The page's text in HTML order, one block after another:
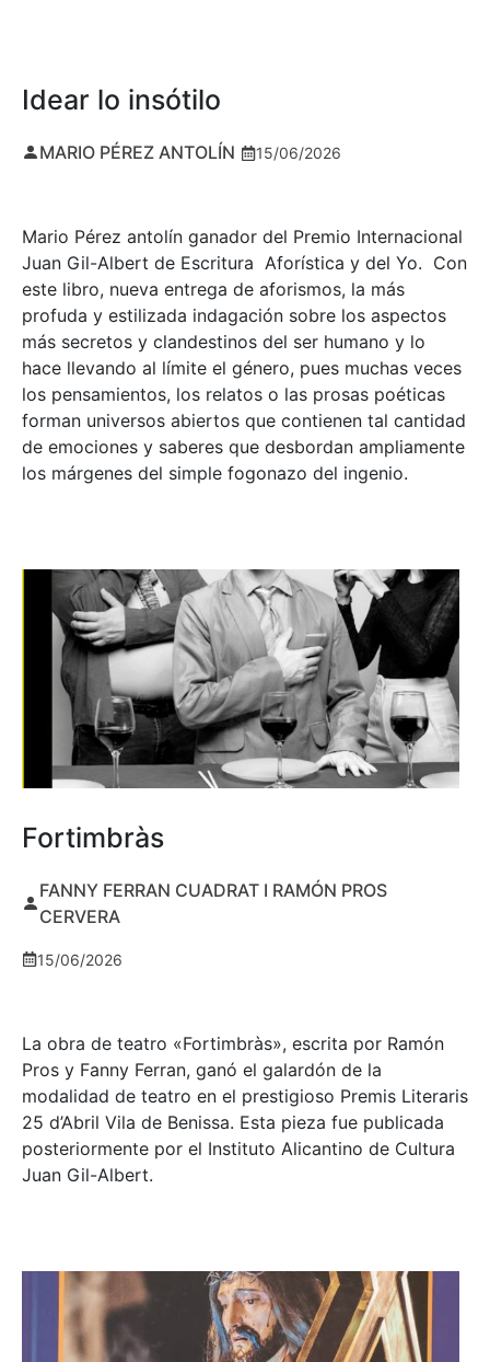
Idear lo insótilo
MARIO PÉREZ ANTOLÍN 15/06/2026
Mario Pérez antolín ganador del Premio Internacional
Juan Gil-Albert de Escritura Aforística y del Yo. Con
este libro, nueva entrega de aforismos, la más
profuda y estilizada indagación sobre los aspectos
más secretos y clandestinos del ser humano y lo
hace llevando al límite el género, pues muchas veces
los pensamientos, los relatos o las prosas poéticas
forman universos abiertos que contienen tal cantidad
de emociones y saberes que desbordan ampliamente
los márgenes del simple fogonazo del ingenio.
Fortimbràs
FANNY FERRAN CUADRAT I RAMÓN PROS
CERVERA
15/06/2026
La obra de teatro «Fortimbràs», escrita por Ramón
Pros y Fanny Ferran, ganó el galardón de la
modalidad de teatro en el prestigioso Premis Literaris
25 d’Abril Vila de Benissa. Esta pieza fue publicada
posteriormente por el Instituto Alicantino de Cultura
Juan Gil-Albert.